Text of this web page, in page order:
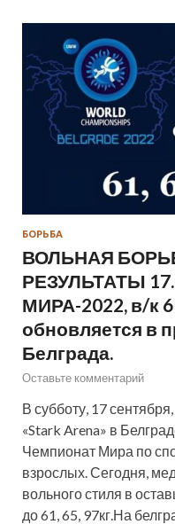
БОРЬБА
ВОЛЬНАЯ
РЕЗУЛЬТАТЫ
МИРА-2022, в/к
обновляется в
Белграда.
Оставьте комментарий
В субботу, 17
«Stark Arena» в
Чемпионат Мира по
взрослых. Сегодня,
вольного стиля в
до 61, 65, 97кг.На